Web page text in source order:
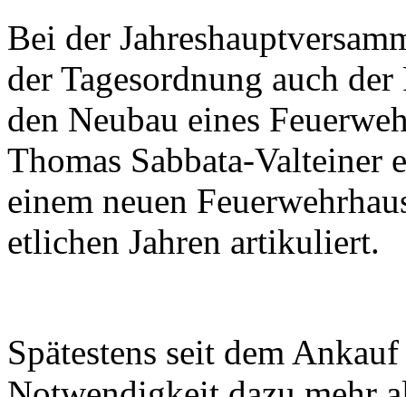
Bei der
der Tagesordnung auch
den Neubau eines
Thomas Sabbata-Valteiner
einem neuen
etlichen Jahren artikuliert.
Spätestens seit dem